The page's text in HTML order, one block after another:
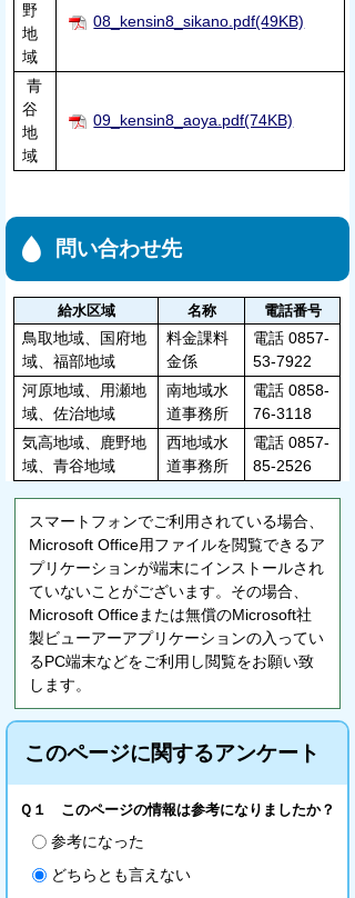
野
地
域
08_kensin8_sikano.pdf(49KB)
青
谷
地
域
09_kensin8_aoya.pdf(74KB)
問い合わせ先
給水区域 名称 電話番号
鳥取地域、国府地
域、福部地域
料金課料
金係
電話 0857-
53-7922
河原地域、用瀬地
域、佐治地域
南地域水
道事務所
電話 0858-
76-3118
気高地域、鹿野地
域、青谷地域
西地域水
道事務所
電話 0857-
85-2526
スマートフォンでご利用されている場合、
Microsoft Office用ファイルを閲覧できるア
プリケーションが端末にインストールされ
ていないことがございます。その場合、
Microsoft Officeまたは無償のMicrosoft社
製ビューアーアプリケーションの入ってい
るPC端末などをご利用し閲覧をお願い致
します。
このページに関するアンケート
Ｑ１ このページの情報は参考になりましたか？
参考になった
どちらとも言えない